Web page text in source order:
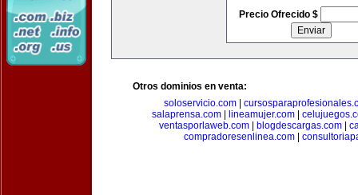
Precio Ofrecido $
Otros dominios en venta:
soloservicio.com|
salaprensa.com| lineamujer.com|
ventasporlaweb.com| blogdescargas.com|
compradoresenlinea.com|